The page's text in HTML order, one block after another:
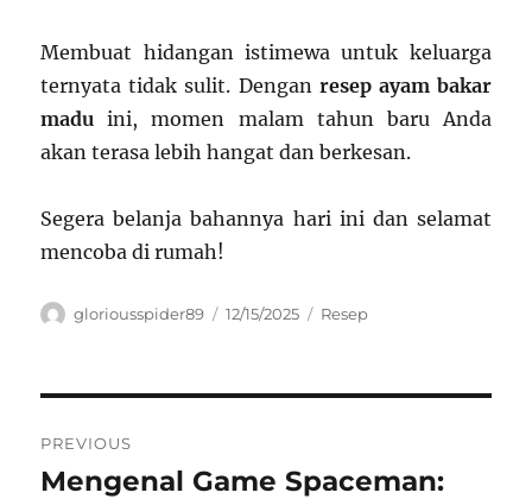
Membuat hidangan istimewa untuk keluarga
ternyata tidak sulit. Dengan resep ayam bakar
madu ini, momen malam tahun baru Anda
akan terasa lebih hangat dan berkesan.
Segera belanja bahannya hari ini dan selamat
mencoba di rumah!
Author
gloriousspider89
Posted
12/15/2025 Categories
Resep
pos
PREVIOUS
Previous
Mengenal Game Spaceman: